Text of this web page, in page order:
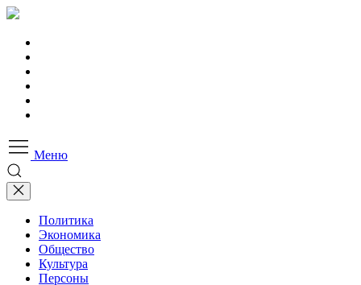
Меню
Политика
Экономика
Общество
Культура
Персоны